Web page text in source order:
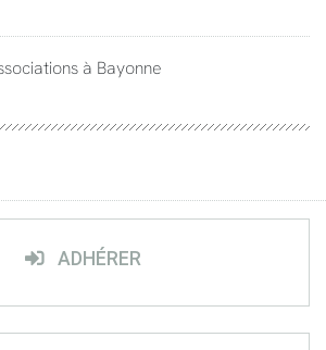
à Bayonne
ADHÉRER